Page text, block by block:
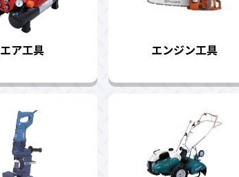
エア工具 エンジン工具